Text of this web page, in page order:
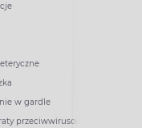
w gardle
przeciwwirusowe